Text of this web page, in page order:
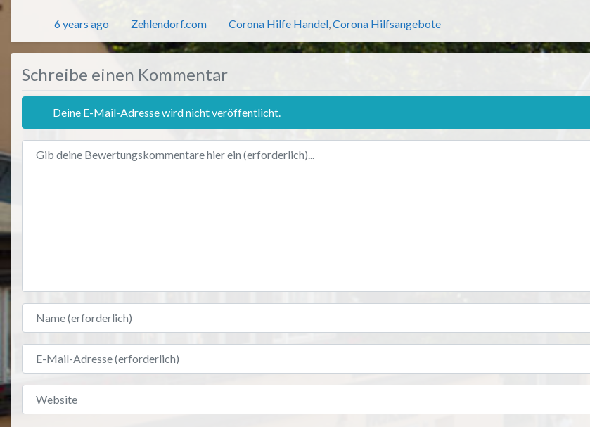
Veröffentlicht
6 years ago Autor
Zehlendorf.com Kategorien
Corona Hilfe Handel Corona Hilfsangebote
Schreibe einen Kommentar
Deine E-Mail-Adresse wird nicht veröffentlicht.
Bewertungstext
Name
E-Mail-Adresse
Website